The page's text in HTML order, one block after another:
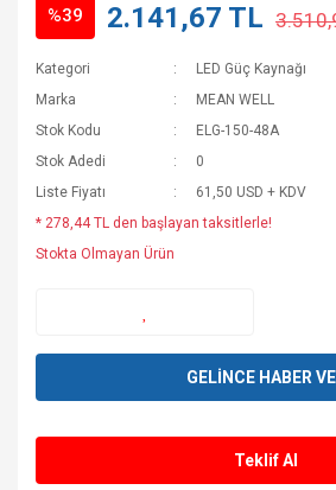
%39 2.141,67 TL
Kategori
LED Güç Kaynağı
Marka
MEAN WELL
Stok Kodu
ELG-150-48A
Stok Adedi
0
Liste Fiyatı
61,50 USD + KDV
* 278,44 TL den başlayan taksitlerle!
Stokta Olmayan Ürün
GELİNCE HABER
Teklif Al